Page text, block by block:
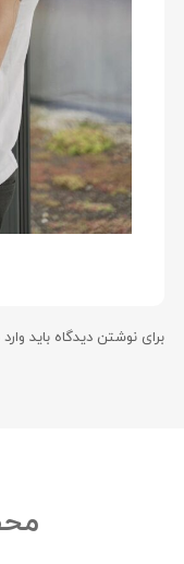
برای نوشتن دیدگاه باید